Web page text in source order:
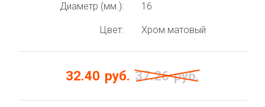
Диаметр (мм.): 16
Цвет: Хром матовый
32.40 руб. 37.26 руб.